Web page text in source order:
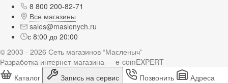
8 800 200-82-71
Все магазины
sales@maslenych.ru
с 8:00 до 20:00
© 2003 - 2026 Сеть магазинов “Масленыч”
Разработка интернет-магазина — e-comEXPERT
Каталог
Запись на сервис Позвонить Адреса